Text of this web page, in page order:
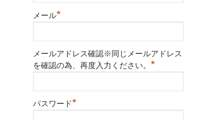
メール*
メールアドレス確認※同じメールアドレス
を確認の為、再度入力ください。*
パスワード*